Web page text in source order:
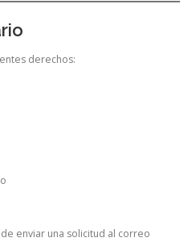
derechos:
enviar una solicitud al correo